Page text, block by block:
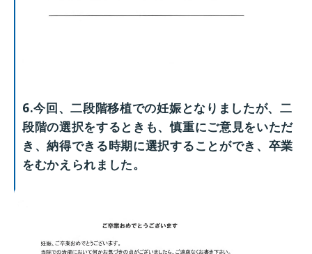
6.今回、二段階移植での妊娠となりましたが、二
段階の選択をするときも、慎重にご意見をいただ
き、納得できる時期に選択することができ、卒業
をむかえられました。